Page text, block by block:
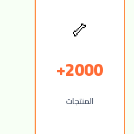
🦴
2000+
المنتجات